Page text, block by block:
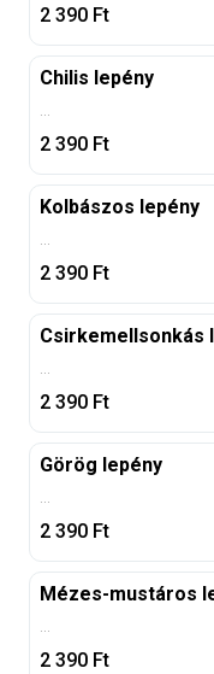
2 390 Ft
Chilis lepény
...
2 390 Ft
Kolbászos lepény
...
2 390 Ft
Csirkemellsonkás
...
2 390 Ft
Görög lepény
...
2 390 Ft
Mézes-mustáros
...
2 390 Ft